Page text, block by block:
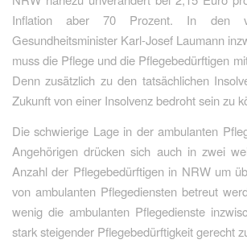
Inflation aber 70 Prozent. In den
Gesundheitsminister Karl-Josef Laumann
muss die Pflege und die Pflegebedürftigen
Denn zusätzlich zu den tatsächlichen
Zukunft von einer Insolvenz bedroht sein zu
Die schwierige Lage in der ambulanten
Angehörigen drücken sich auch in zwei
Anzahl der Pflegebedürftigen in NRW um
von ambulanten Pflegediensten betreut
wenig die ambulanten Pflegedienste
stark steigender Pflegebedürftigkeit gerecht